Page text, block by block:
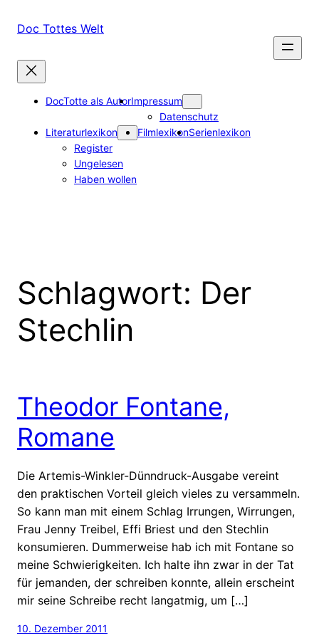
InhaltDoc Tottes Welt
DocTotte als AutorImpressum
Datenschutz
Literaturlexikon
Register
Ungelesen
Haben wollen
FilmlexikonSerienlexikon
Schlagwort: Der
Stechlin
Theodor Fontane,
Romane
Die Artemis-Winkler-Dünndruck-Ausgabe vereint
den praktischen Vorteil gleich vieles zu versammeln.
So kann man mit einem Schlag Irrungen, Wirrungen,
Frau Jenny Treibel, Effi Briest und den Stechlin
konsumieren. Dummerweise hab ich mit Fontane so
meine Schwierigkeiten. Ich halte ihn zwar in der Tat
für jemanden, der schreiben konnte, allein erscheint
mir seine Schreibe recht langatmig, um […]
10. Dezember 2011